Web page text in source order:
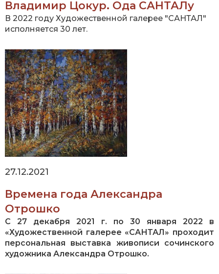
Владимир Цокур. Ода САНТАЛу
В 2022 году Художественной галерее "САНТАЛ"
исполняется 30 лет.
27.12.2021
Времена года Александра
Отрошко
С 27 декабря 2021 г. по 30 января 2022 в
«Художественной галерее «САНТАЛ» проходит
персональная выставка живописи сочинского
художника Александра Отрошко.